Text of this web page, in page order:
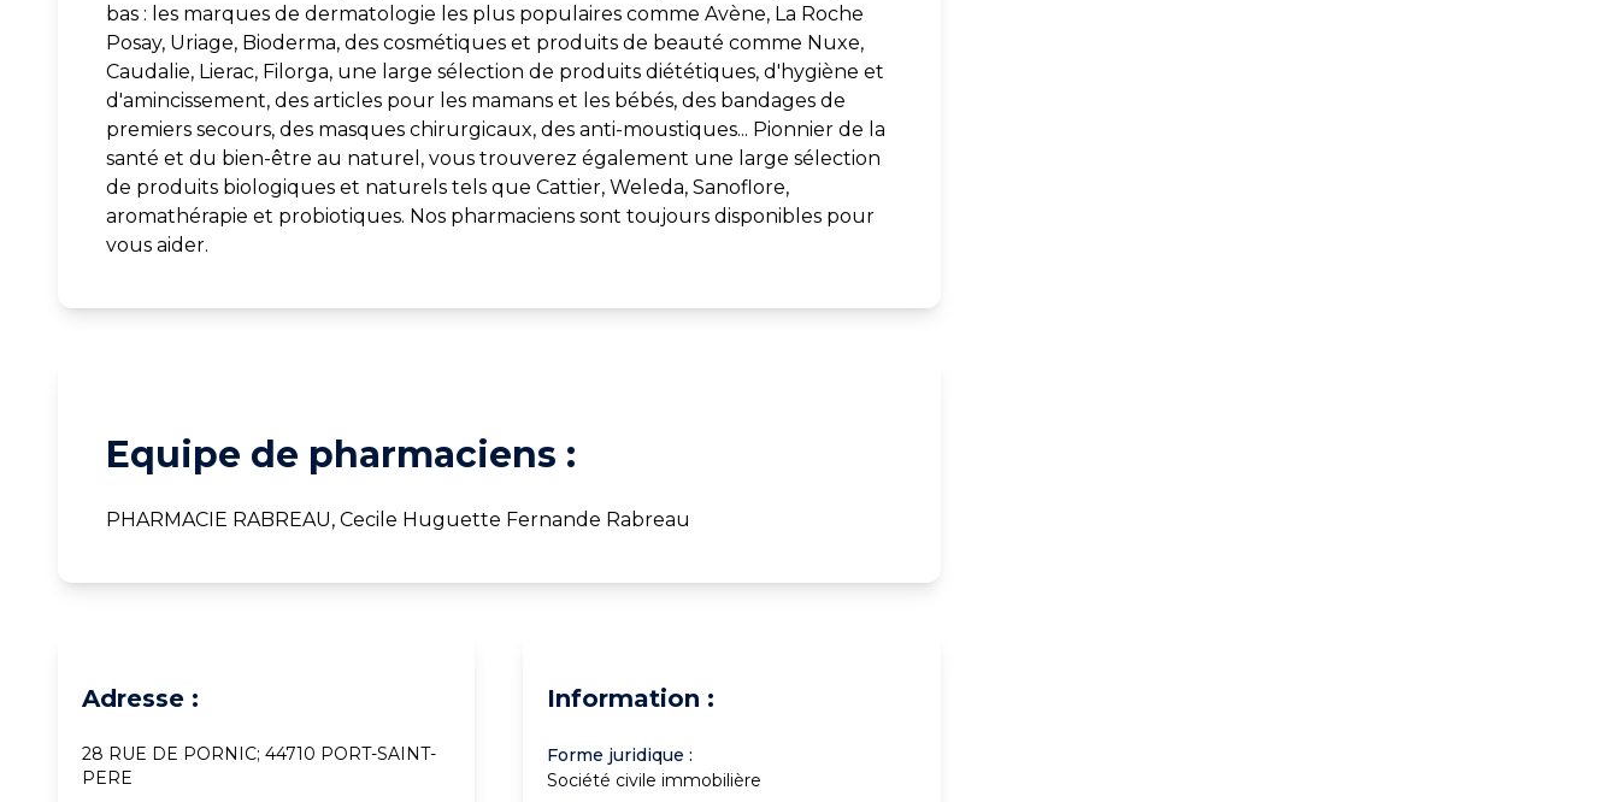
bas : les marques de dermatologie les plus populaires comme Avène, La Roche
Posay, Uriage, Bioderma, des cosmétiques et produits de beauté comme Nuxe,
Caudalie, Lierac, Filorga, une large sélection de produits diététiques, d'hygiène et
d'amincissement, des articles pour les mamans et les bébés, des bandages de
premiers secours, des masques chirurgicaux, des anti-moustiques... Pionnier de la
santé et du bien-être au naturel, vous trouverez également une large sélection
de produits biologiques et naturels tels que Cattier, Weleda, Sanoflore,
aromathérapie et probiotiques. Nos pharmaciens sont toujours disponibles pour
vous aider.
Equipe de pharmaciens :
PHARMACIE RABREAU, Cecile Huguette Fernande Rabreau
Adresse :
28 RUE DE PORNIC; 44710 PORT-SAINT-
PERE
Information :
Forme juridique :
Société civile immobilière